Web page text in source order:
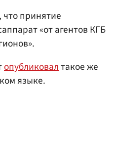
принятие
«от агентов КГБ
опубликовалтакое же
языке.